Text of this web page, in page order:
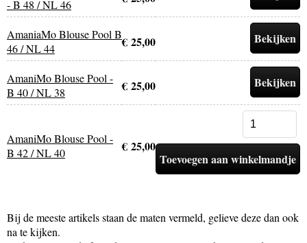
- B 48 / NL 46
AmaniaMo Blouse Pool B
46 / NL 44
€ 25,00 Bekijken
AmaniMo Blouse Pool -
B 40 / NL 38
€ 25,00 Bekijken
AmaniMo Blouse Pool -
B 42 / NL 40
€ 25,00
Toevoegen aan winkelmandje
Bij de meeste artikels staan de maten vermeld, gelieve deze dan ook
na te kijken.